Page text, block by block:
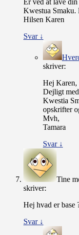
Er ved at lave
Kwestua Smaku.
Hilsen Karen
Svar ↓
skriver:
Hej Karen,
Dejligt
Kwestia
opskrifter
Mvh,
Tamara
Svar ↓
Tine
skriver:
Hej hvad er base
Svar ↓